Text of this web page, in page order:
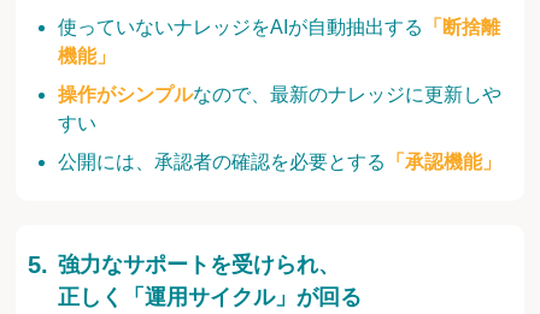
使っていないナレッジをAIが自動抽出する
「断捨離
機能」
操作がシンプルなので、最新のナレッジに更新しや
すい
公開には、承認者の確認を必要とする
「承認機能」
強力なサポートを受けられ、
正しく「運用サイクル」が回る